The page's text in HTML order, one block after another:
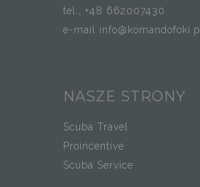
tel:, +48 662007430
e-mail info@komandofoki.pl
NASZE STRONY
Scuba Travel
Proincentive
Scuba Service